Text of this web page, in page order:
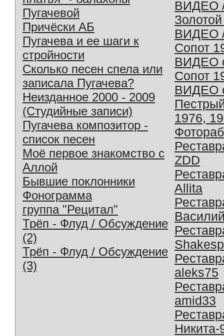
Пугачевой
Причёски АБ
Пугачева и ее шаги к
стройности
Сколько песен спела или
записала Пугачева?
Неизданное 2000 - 2009
(Студийные записи)
Пугачева композитор -
список песен
Моё первое знакомство с
Аллой
Бывшие поклонники
Фонограмма
группа "Рецитал"
Трёп - Флуд / Обсуждение
(2)
Трёп - Флуд / Обсуждение
(3)
ВИДЕО
ВИДЕО
Сопот
ВИДЕО
Сопот
ВИДЕО
1976,
ZDD
Allita
aleks75
amid33
Никита-